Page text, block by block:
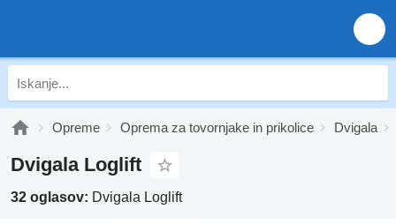
Opreme Oprema za tovornjake in prikolice Dvigala
Dvigala Loglift
32 oglasov: Dvigala Loglift